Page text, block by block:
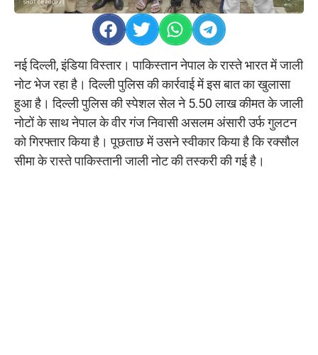
नई दिल्ली, इंडिया विस्तार। पाकिस्तान नेपाल के रास्ते भारत में जाली
नोट भेज रहा है। दिल्ली पुलिस की कार्रवाई में इस बात का खुलासा
हुआ है। दिल्ली पुलिस की स्पेशल सेल ने 5.50 लाख कीमत के जाली
नोटों के साथ नेपाल के वीर गंज निवासी असलम अंसारी उर्फ गुलटन
को गिरफ्तार किया है। पूछताछ में उसने स्वीकार किया है कि रक्सौल
सीमा के रास्ते पाकिस्तानी जाली नोट की तस्करी की गई है।